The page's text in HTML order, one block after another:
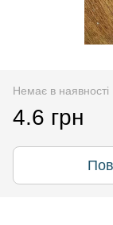
Немає в наявності
4.6 грн